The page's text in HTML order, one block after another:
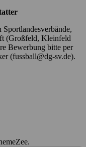
(Großfeld, Kleinfeld
Bewerbung bitte per
(fussball@dg-sv.de).